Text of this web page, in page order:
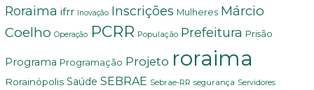
Roraima ifrr Inovação Inscrições Mulheres Márcio
Coelho Operação PCRR População Prefeitura Prisão
Programa Programação Projeto roraima
Rorainópolis Saúde SEBRAE Sebrae-RR segurança Servidores